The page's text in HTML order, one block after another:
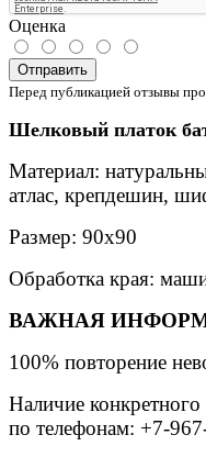
Оценка
Отправить
Перед публикацией отзывы
Шелковый платок
Материал:
атлас, крепдешин,
Размер: 90х90
Обработка края:
ВАЖНАЯ
100% повторение
Наличие
по телефонам: +7-